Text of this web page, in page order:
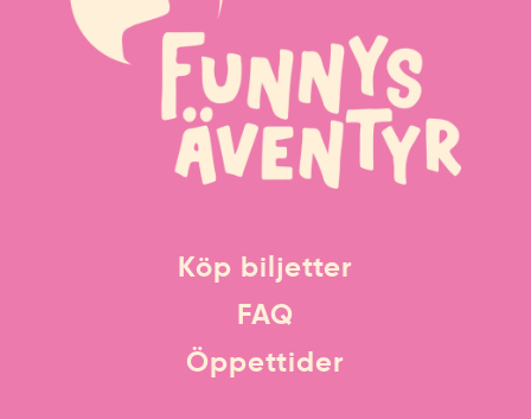
Köp biljetter
FAQ
Öppettider